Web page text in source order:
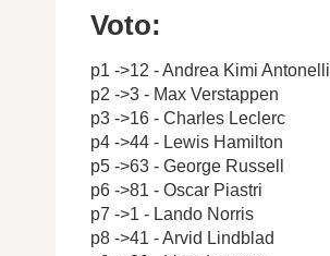
Voto:
p1 ->12 - Andrea Kimi Antonelli
p2 ->3 - Max Verstappen
p3 ->16 - Charles Leclerc
p4 ->44 - Lewis Hamilton
p5 ->63 - George Russell
p6 ->81 - Oscar Piastri
p7 ->1 - Lando Norris
p8 ->41 - Arvid Lindblad